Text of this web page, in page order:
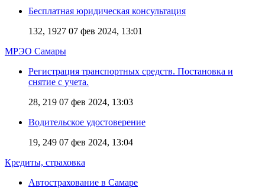
Бесплатная юридическая консультация
132, 1927 07 фев 2024, 13:01
МРЭО Самары
Регистрация транспортных средств. Постановка и
снятие с учета.
28, 219 07 фев 2024, 13:03
Водительское удостоверение
19, 249 07 фев 2024, 13:04
Кредиты, страховка
Автострахование в Самаре